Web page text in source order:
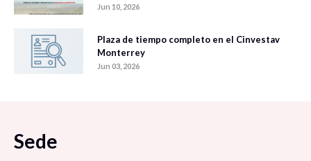
Jun 10, 2026
Plaza de tiempo completo en el Cinvestav
Monterrey
Jun 03, 2026
Sede